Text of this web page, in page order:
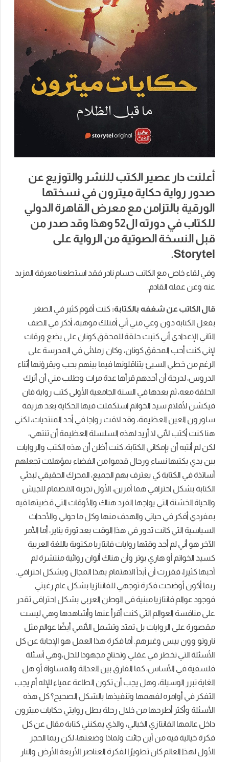
أعلنت دار عصير الكتب للنشر والتوزيع عن
صدور رواية حكاية ميترون في نسختها
الورقية بالتزامن مع معرض القاهرة الدولي
للكتاب في دورته ال52 وهذا وقد صدر من
قبل النسخة الصوتية من الرواية على
Storytel.
وفي لقاء خاص مع الكاتب حسام نادر فقد استطعنا معرفة المزيد
عنه وعن عمله القادم.
قال الكاتب عن شغفه بالكتابة: كنت أقوم كثير في الصغر
بفعل الكتابة دون وعي مني أني أمتلك موهبة، أذكر في الصف
الثاني الإعدادي أني كتبت حلقة للمحقق كونان على بضع ورقات
لإني كنت أحب المحقق كونان، وكان زملائي في المدرسة على
الرغم من خطي السيئ يتناقلونها فيما بينهم بحب ويقرؤنها أثناء
الدروس، لدرجة أن أحدهم قرأها عدة مرات وطلب مني أن أترك
الحلقة معه، ثم بعدها في السنة الجامعية الأولى كتب رواية فان
فيكشن لأفلام سيد الخواتم استكملت فيها الحكاية بعد هزيمة
ساورون العين العظيمة، وقد لاقت رواجا في أحد المنتديات، لكني
هنا كنت أكتب لأني لا أريد لهذه السلسلة العظيمة أن تنتهي،
لكن لم أنتبه أن بإمكاني الكتابة، كنت أظن أن هذه الكتب والروايات
بين يدي يكتبها نساء ورجال قدموا من الفضاء بمؤهلات تجعلهم
أساتذة في الكتابة كي يعترف بهم الجميع، المحرك الحقيقي لبدئي
الكتابة بشكل احترافي هما أمرين، الأول تجربة الانضمام للجيش
والحياة الخشنة التي يواجها الفرد هناك والأوقات التي قضيتها فيه
بمفردي أفكر في حياتي والهدف منها وكل ما حولي والأحداث
السياسية التي كانت تدور في هذا الوقت بعد ثورة يناير، أما الأمر
الآخر هو أني لم أجد وقتها روايات فانتازيا مكتوبة باللغة العربية
كسيد الخواتم أو هاري بوتر وأن هناك ألوان روائية منتشرة لم
أحبها كثيرا، فقررت أن أبدأ الاهتمام بهذا المجال وبشكل احترافي.
ربما أكون أوضحت فكرة توجهي للفانتازيا بشكل عام رغبتي
فوجود عوالم فانتازيا مبنية في الوطن العربي بشكل احترافي تقدر
على منافسة العوالم التي كنت أقرأ عنها وأشاهدها وهي ليست
مقصورة على الروايات بل تمتد وتشمل الأنمي أيضًا عوالم مثل
ناروتو وون بيس وغيرهم. أما فكرة هذا العمل هو الإجابة عن كل
الأسئلة التي تخطر في عقلي وتحتاج مجهودا للحل،وهي أسئلة
فلسفية في الأساس، كما الفارق بين العدالة والمساواة أو هل
الغاية تبرر الوسيلة، وهل يجب أن تكون الطاعة عمياء للإله أم يجب
التفكر في أوامره لفهمها وتنفيذها بالشكل الصحيح؟ كل هذه
الأسئلة وأكثر أطرحها من خلال رحلة بطل روايتي حكايات ميترون
داخل عالمها الفانتازي الخيالي، والذي يمكنني كتابة مقال عن كل
فكرة خيالية فيه من أين جائت ولماذا وضعتها، لكن ربما الحجر
الأول لهذا العالم كان تطويرًا لفكرة العناصر الأربعة الأرض والنار